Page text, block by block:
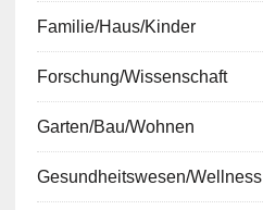
Familie/Haus/Kinder
Forschung/Wissenschaft
Garten/Bau/Wohnen
Gesundheitswesen/Wellness